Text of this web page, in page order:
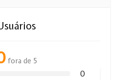
fora de 5
0